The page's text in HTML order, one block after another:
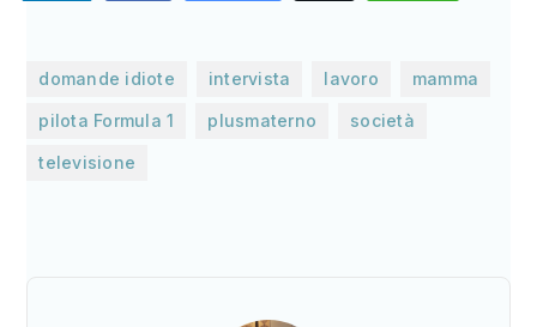
domande idiote intervista lavoro mamma
pilota Formula 1 plusmaterno società
televisione